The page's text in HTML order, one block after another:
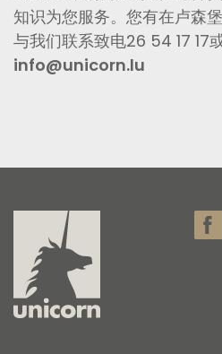
知识为您服务。您有在卢森
与我们联系致电26 54 17 17
info@unicorn.lu